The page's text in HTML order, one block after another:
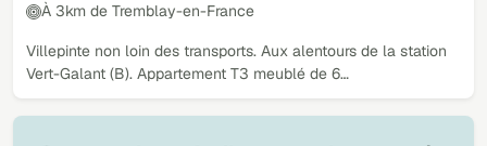
À 3km de Tremblay-en-France
Villepinte non loin des transports. Aux alentours de la station
Vert-Galant (B). Appartement T3 meublé de 6…